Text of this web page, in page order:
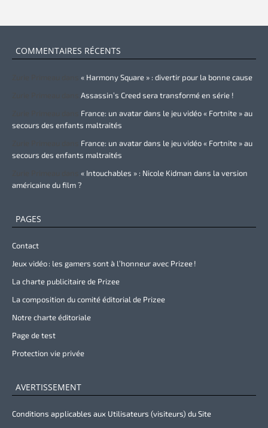
COMMENTAIRES RÉCENTS
« Harmony Square » : divertir pour la bonne cause
Assassin’s Creed sera transformé en série !
France: un avatar dans le jeu vidéo « Fortnite » au
secours des enfants maltraités
France: un avatar dans le jeu vidéo « Fortnite » au
secours des enfants maltraités
« Intouchables » : Nicole Kidman dans la version
américaine du film ?
PAGES
Contact
Jeux vidéo : les gamers sont à l’honneur avec Prizee !
La charte publicitaire de Prizee
La composition du comité éditorial de Prizee
Notre charte éditoriale
Page de test
Protection vie privée
AVERTISSEMENT
Conditions applicables aux Utilisateurs (visiteurs) du Site